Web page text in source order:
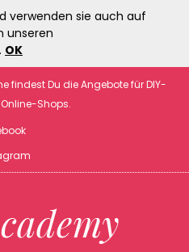
verwenden sie auch auf
unseren
. OK
findest Du die Angebote für DIY-
Shops.